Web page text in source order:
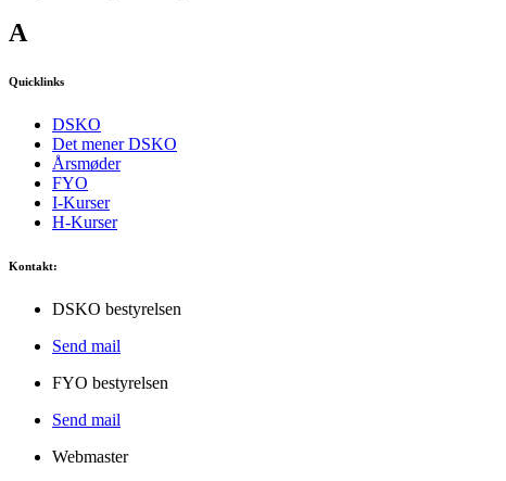
A
Quicklinks
DSKO
Det mener DSKO
Årsmøder
FYO
I-Kurser
H-Kurser
Kontakt:
DSKO bestyrelsen
Send mail
FYO bestyrelsen
Send mail
Webmaster